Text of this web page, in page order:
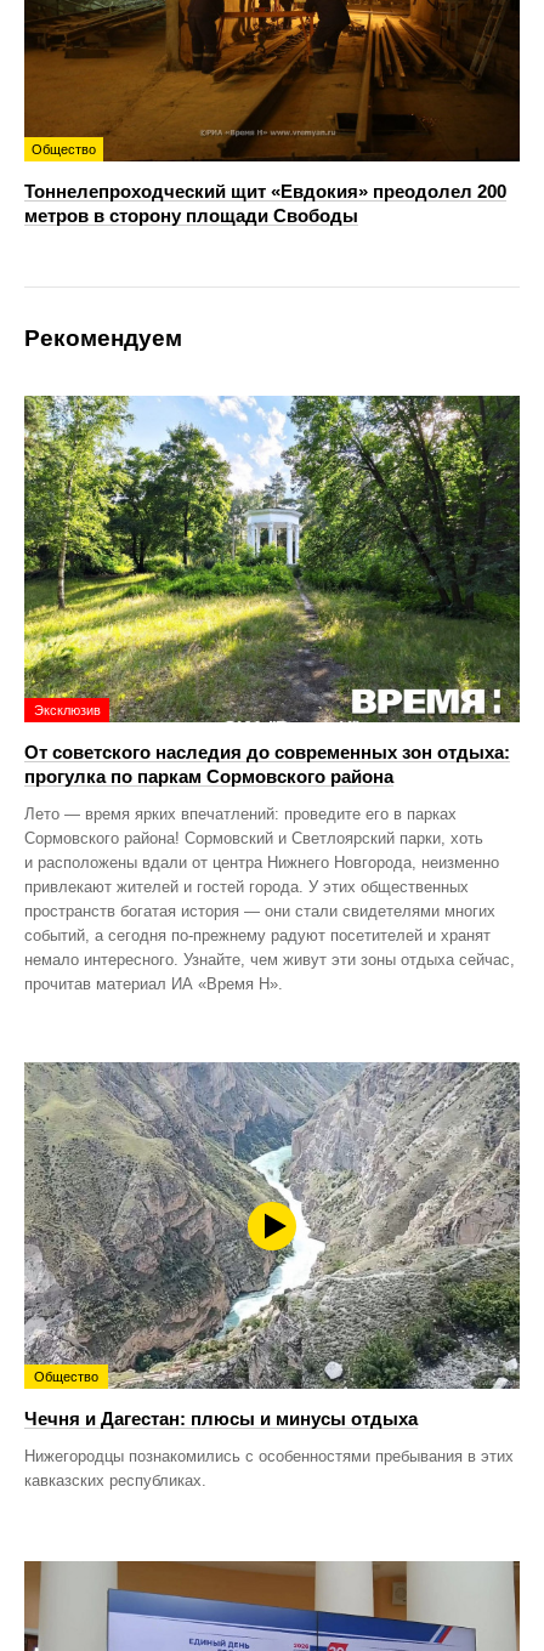
Общество
Тоннелепроходческий щит «Евдокия» преодолел 200
метров в сторону площади Свободы
Рекомендуем
Эксклюзив
От советского наследия до современных зон отдыха:
прогулка по паркам Сормовского района
Лето — время ярких впечатлений: проведите его в парках
Сормовского района! Сормовский и Светлоярский парки, хоть
и расположены вдали от центра Нижнего Новгорода, неизменно
привлекают жителей и гостей города. У этих общественных
пространств богатая история — они стали свидетелями многих
событий, а сегодня по‑прежнему радуют посетителей и хранят
немало интересного. Узнайте, чем живут эти зоны отдыха сейчас,
прочитав материал ИА «Время Н».
Общество
Чечня и Дагестан: плюсы и минусы отдыха
Нижегородцы познакомились с особенностями пребывания в этих
кавказских республиках.